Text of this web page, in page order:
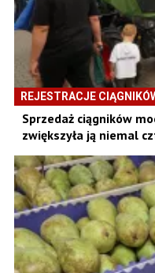
REJESTRACJE
Sprzedaż ciągników
zwiększyła ją niemal